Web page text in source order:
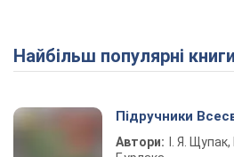
Найбільш популярні книги
Підручники
Автори:
І. Я.